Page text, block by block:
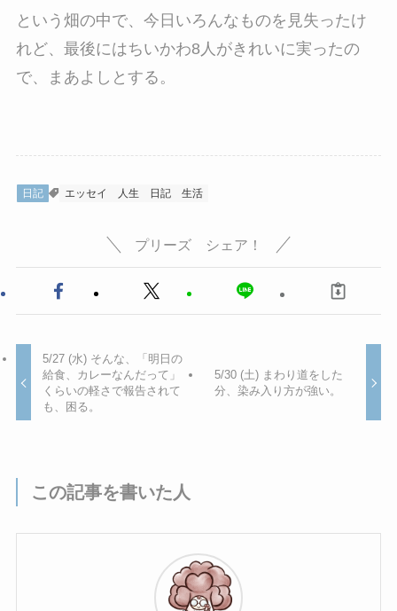
という畑の中で、今日いろんなものを見失ったけ
れど、最後にはちいかわ8人がきれいに実ったの
で、まあよしとする。
日記 エッセイ 人生 日記 生活
プリーズ シェア！
5/27 (水) そんな、「明日の
給食、カレーなんだって」
くらいの軽さで報告されて
も、困る。
5/30 (土) まわり道をした
分、染み入り方が強い。
この記事を書いた人